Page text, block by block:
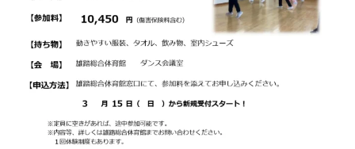
教室・イベントからのお知らせ
浜松市民スポーツ祭
お知らせ
個人情報の取り扱いに関する基本方針